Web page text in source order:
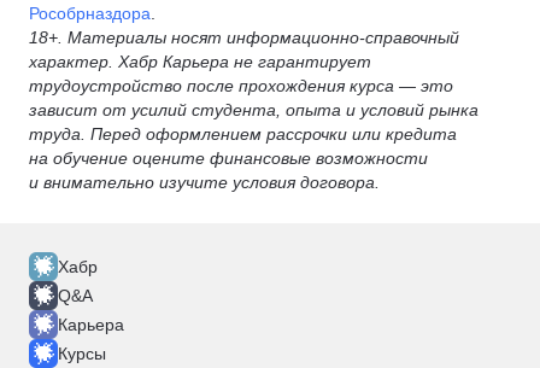
Рособрназдора
18+. Материалы носят информационно-справочный
характер. Хабр Карьера не гарантирует
трудоустройство после прохождения курса — это
зависит от усилий студента, опыта и условий рынка
труда. Перед оформлением рассрочки или кредита
на обучение оцените финансовые возможности
и внимательно изучите условия договора.
Хабр
Q&A
Карьера
Курсы